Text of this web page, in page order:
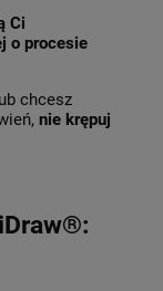
Ci
o procesie
chcesz
nie krępuj